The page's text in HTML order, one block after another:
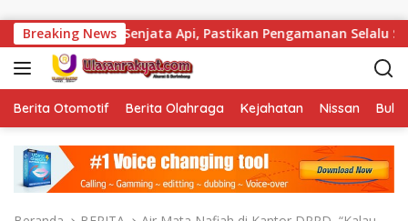
Breaking News
Senjata Api, Pastikan Pengamanan Selalu Siaga 24 Jam
Berita Otomotif Berita Olahraga Kejahatan Nissan